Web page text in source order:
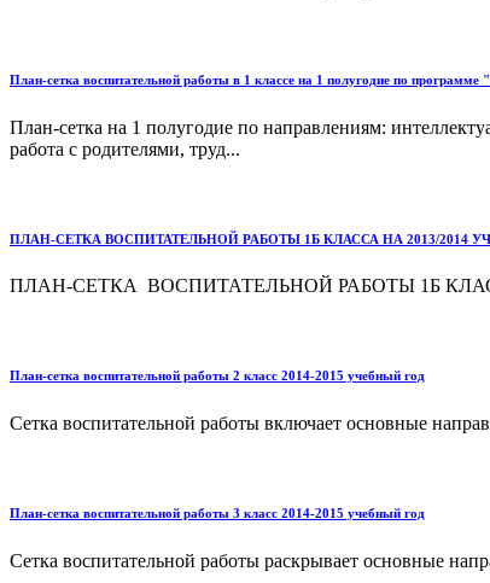
План-сетка воспитательной работы в 1 классе на 1 полугодие по
План-сетка на 1 полугодие по направлениям:
работа с родителями, труд...
ПЛАН-СЕТКА ВОСПИТАТЕЛЬНОЙ РАБОТЫ 1Б КЛАССА НА 2013/2014
ПЛАН-СЕТКА ВОСПИТАТЕЛЬНОЙ РАБОТЫ 1Б
План-сетка воспитательной работы 2 класс 2014-2015 учебный год
Сетка воспитательной работы включает основные
План-сетка воспитательной работы 3 класс 2014-2015 учебный год
Сетка воспитательной работы раскрывает основные